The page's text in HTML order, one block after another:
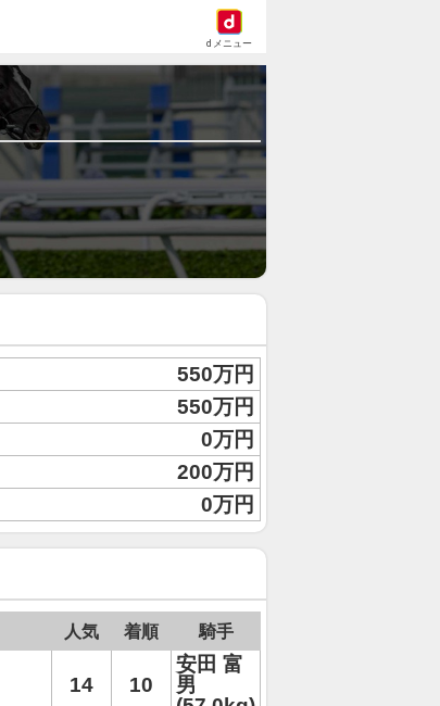
dメニュー
550万円
550万円
0万円
200万円
0万円
人気 着順 騎手
14 10
安田 富
男